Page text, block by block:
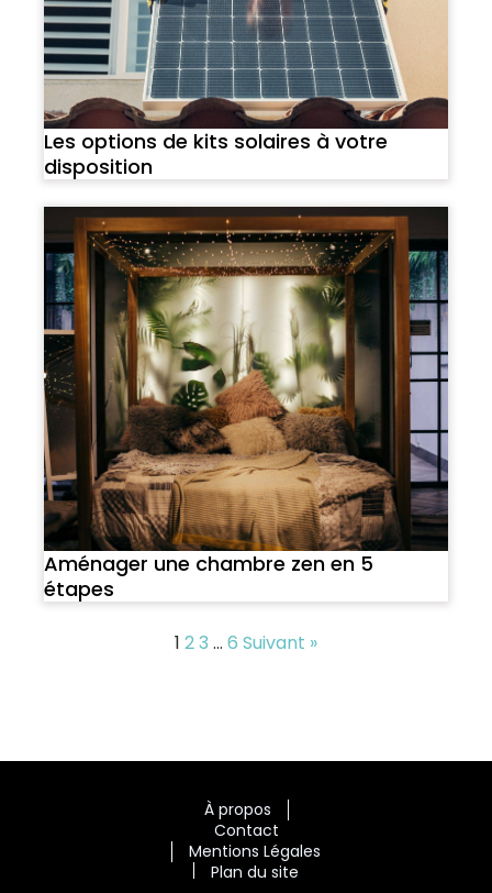
Les options de kits solaires à votre
disposition
Aménager une chambre zen en 5
étapes
1 23 … 6 Suivant »
À propos
Contact
Mentions Légales
Plan du site